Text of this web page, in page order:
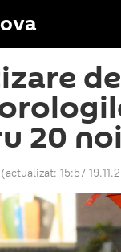
20
(actualizat: 15:57